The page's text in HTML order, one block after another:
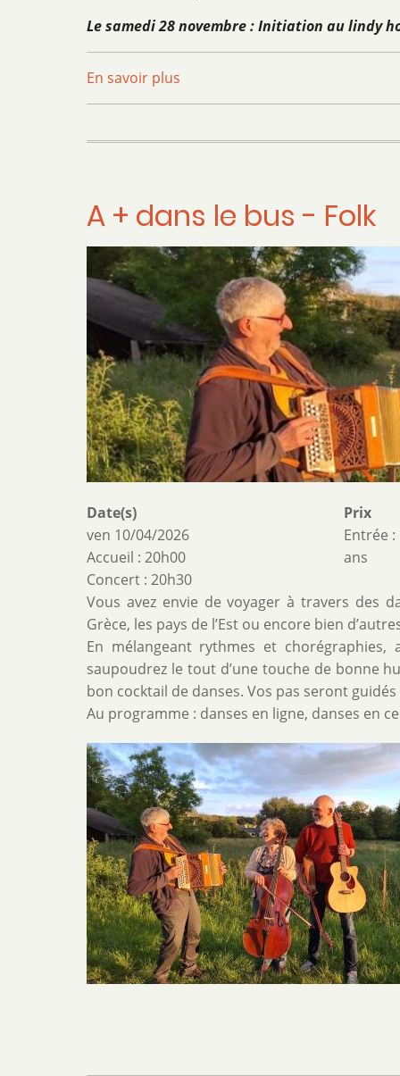
Le samedi 28 novembre : Initiation au lindy
En savoir plus
Soirée
A + dans le bus - Folk
Date(s)
ven 10/04/2026
Accueil : 20h00
Concert : 20h30
Prix
Entrée
ans
Vous avez envie de voyager à travers des
Grèce, les pays de l’Est ou encore bien
En mélangeant rythmes et
saupoudrez le tout d’une touche de bonne
bon cocktail de danses. Vos pas seront
Au programme : danses en ligne, danses en
Image